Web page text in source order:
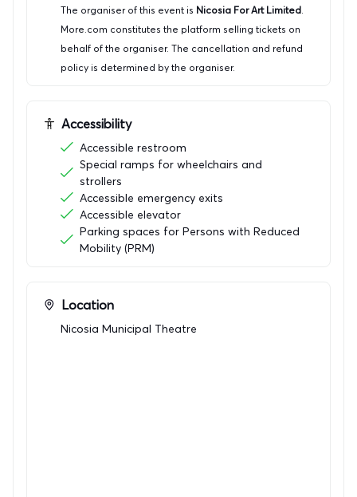
Λευκωσίας
ΚΥΡΙΟΣ ΧΟΡΗΓΟΣ: Υφυπουργέιο Πολιτισμού,
Τμήμα Σύγχρονου Πολιτισμού
ΑΡΓΥΡΟΣ ΧΟΡΗΓΟΣ: PWC
ΕΠΙΣΗΜΟΣ ΧΟΡΗΓΟΣ
ΕΠΙΚΟΙΝΩΝΙΑΣ: Δημοσιογραφικός Οργανισμός Ο
Φιλελεύθερος
YΠΟΣΤΗΡΙΚΤΕΣ: L’Oreal Paris, Γαλλικό Ινστιτούτο
ΣΥΝΕΡΓΑΤΗΣ: Γραφείο Τύπου και Πληροφοριών
The organiser of this event is Nicosia For Art Limited.
More.com constitutes the platform selling tickets on
behalf of the organiser. The cancellation and refund
policy is determined by the organiser.
Accessibility
Accessible restroom
Special ramps for wheelchairs and
strollers
Accessible emergency exits
Accessible elevator
Parking spaces for Persons with Reduced
Mobility (PRM)
Location
Nicosia Municipal Theatre